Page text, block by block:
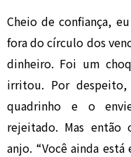
Cheio de confiança,
fora do círculo dos
dinheiro. Foi um
irritou. Por
quadrinho e o
rejeitado. Mas
anjo. “Você ainda